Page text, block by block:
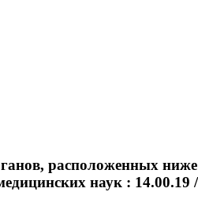
расположенных
наук :